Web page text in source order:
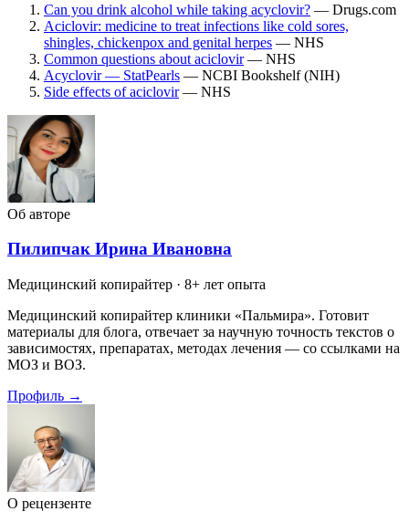
Can you drink alcohol while taking acyclovir? — Drugs.com
Aciclovir: medicine to treat infections like cold sores,
shingles, chickenpox and genital herpes — NHS
Common questions about aciclovir— NHS
Acyclovir — StatPearls — NCBI Bookshelf (NIH)
Side effects of aciclovir— NHS
Об авторе
Пилипчак Ирина Ивановна
Медицинский копирайтер · 8+ лет опыта
Медицинский копирайтер клиники «Пальмира». Готовит
материалы для блога, отвечает за научную точность текстов о
зависимостях, препаратах, методах лечения — со ссылками на
МОЗ и ВОЗ.
Профиль →
О рецензенте